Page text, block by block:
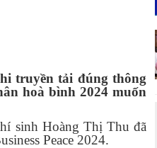
truyền tải đúng thông
hoà bình 2024 muốn
sinh Hoàng Thị Thu đã
Peace 2024.